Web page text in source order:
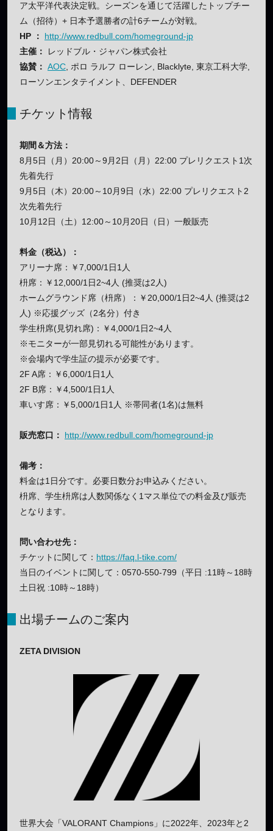
ア太平洋代表決定戦。シーズンを通じて活躍したトップチー
ム（招待）+ 日本予選勝者の計6チームが対戦。
HP ：
http://www.redbull.com/homeground-jp
主催：
レッドブル・ジャパン株式会社
協賛： AOC , ポロ ラルフ ローレン, Blacklyte, 東京工科大学,
ローソンエンタテイメント、DEFENDER
チケット情報
期間＆方法：
8月5日（月）20:00～9月2日（月）22:00 プレリクエスト1次
先着先行
9月5日（木）20:00～10月9日（水）22:00 プレリクエスト2
次先着先行
10月12日（土）12:00～10月20日（日）一般販売
料金（税込）：
アリーナ席：￥7,000/1日1人
枡席：￥12,000/1日2~4人 (推奨は2人)
ホームグラウンド席（枡席）：￥20,000/1日2~4人 (推奨は2
人) ※応援グッズ（2名分）付き
学生枡席(見切れ席)：￥4,000/1日2~4人
※モニターが一部見切れる可能性があります。
※会場内で学生証の提示が必要です。
2F A席：￥6,000/1日1人
2F B席：￥4,500/1日1人
車いす席：￥5,000/1日1人 ※帯同者(1名)は無料
販売窓口： http://www.redbull.com/homeground-jp
備考：
料金は1日分です。必要日数分お申込みください。
枡席、学生枡席は人数関係なく1マス単位での料金及び販売
となります。
問い合わせ先：
チケットに関して： https://faq.l-tike.com/
当日のイベントに関して：0570-550-799（平日 :11時～18時
土日祝 :10時～18時）
出場チームのご案内
ZETA DIVISION
世界大会「VALORANT Champions」に2022年、2023年と2